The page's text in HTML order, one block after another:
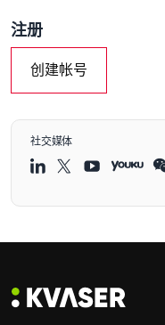
注册
创建帐号
社交媒体